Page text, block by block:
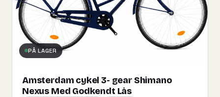
PÅ LAGER
Amsterdam cykel 3- gear Shimano
Nexus Med Godkendt Lås